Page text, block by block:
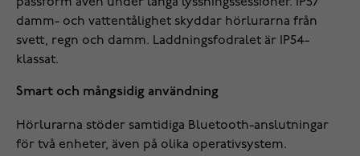
passform även under långa lyssningssessioner. IP57
damm- och vattentålighet skyddar hörlurarna från
svett, regn och damm. Laddningsfodralet är IP54-
klassat.
Smart och mångsidig användning
Hörlurarna stöder samtidiga Bluetooth-anslutningar
för två enheter, även på olika operativsystem.